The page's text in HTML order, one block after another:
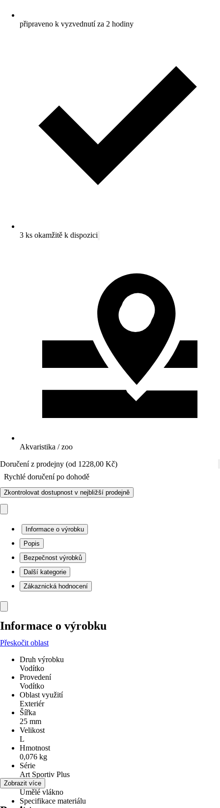
připraveno k vyzvednutí za 2 hodiny
3 ks okamžitě k dispozici
Akvaristika / zoo
Doručení z prodejny (od 1228,00 Kč)
Rychlé doručení po dohodě
Zkontrolovat dostupnost v nejbližší prodejně
Informace o výrobku
Popis
Bezpečnost výrobků
Další kategorie
Zákaznická hodnocení
Informace o výrobku
Přeskočit oblast
Druh výrobku
Vodítko
Provedení
Vodítko
Oblast využití
Exteriér
Šířka
25 mm
Velikost
L
Hmotnost
0,076 kg
Série
Art Sportiv Plus
Materiál
Umělé vlákno
Specifikace materiálu
Zobrazit více